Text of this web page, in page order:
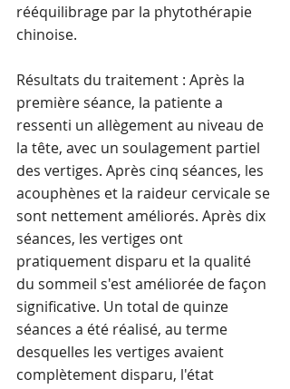
rééquilibrage par la phytothérapie
chinoise.
Résultats du traitement : Après la
première séance, la patiente a
ressenti un allègement au niveau de
la tête, avec un soulagement partiel
des vertiges. Après cinq séances, les
acouphènes et la raideur cervicale se
sont nettement améliorés. Après dix
séances, les vertiges ont
pratiquement disparu et la qualité
du sommeil s'est améliorée de façon
significative. Un total de quinze
séances a été réalisé, au terme
desquelles les vertiges avaient
complètement disparu, l'état